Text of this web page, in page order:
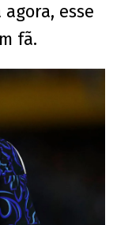
esse
fã.